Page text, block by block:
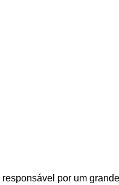
por um